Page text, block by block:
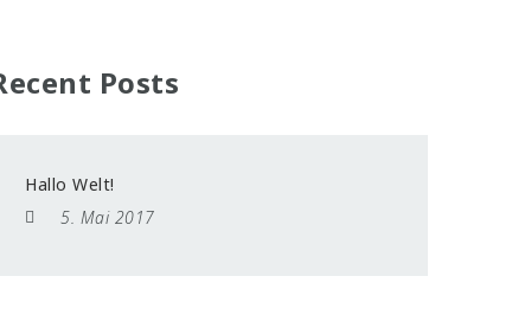
Posts
Hallo Welt!
5. Mai 2017